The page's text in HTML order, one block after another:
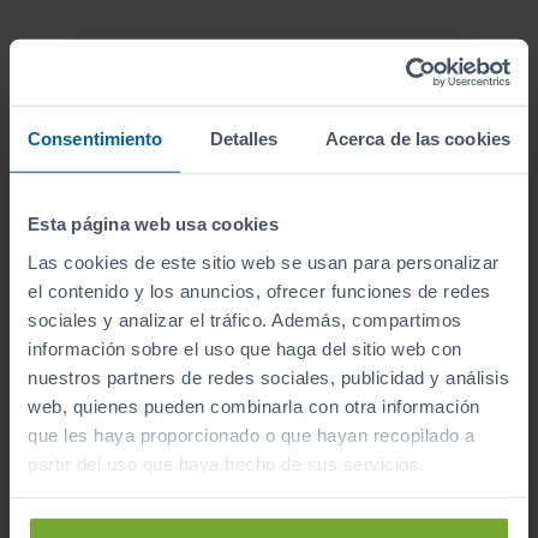
Consentimiento Detalles Acerca de las cookies
Esta página web usa cookies
Las cookies de este sitio web se usan para personalizar
el contenido y los anuncios, ofrecer funciones de redes
sociales y analizar el tráfico. Además, compartimos
información sobre el uso que haga del sitio web con
nuestros partners de redes sociales, publicidad y análisis
web, quienes pueden combinarla con otra información
que les haya proporcionado o que hayan recopilado a
partir del uso que haya hecho de sus servicios.
¡Ya somos más de 6.000 conductores satisfechos!
Inicio Coches de Segunda Mano
Ë c4
Apúntate y caza las ofertas
Apúntate a nuestro boletín y serás el primero en
recibir las nuevas entradas y ofertas.
Correo electrónico